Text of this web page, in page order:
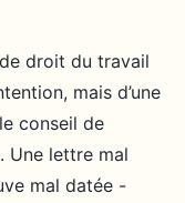
droit du travail
mais d’une
conseil de
Une lettre mal
mal datée -